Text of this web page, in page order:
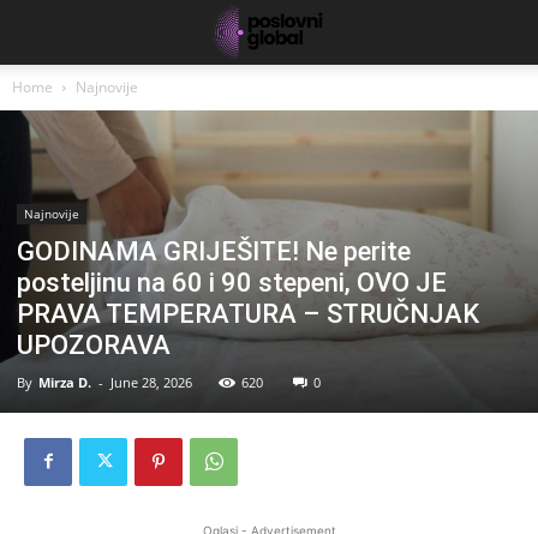
Home Najnovije
Najnovije
GODINAMA GRIJEŠITE! Ne perite
posteljinu na 60 i 90 stepeni, OVO JE
PRAVA TEMPERATURA – STRUČNJAK
UPOZORAVA
By Mirza D. - June 28, 2026 620 0
Oglasi - Advertisement